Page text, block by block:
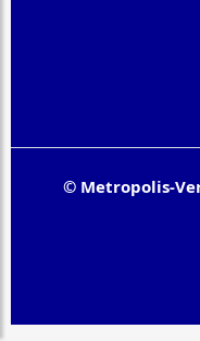
© Metropolis-